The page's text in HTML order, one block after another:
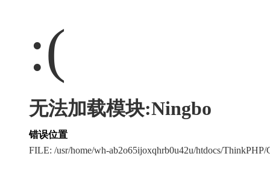
:(
无法加载模块:Ningbo
错误位置
FILE: /usr/home/wh-ab2o65ijoxqhrb0u42u/htdocs/